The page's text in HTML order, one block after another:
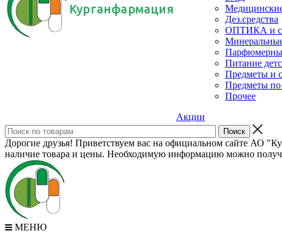
Курганфармация
Дез.средства
ОПТИКА и
Питание
Предметы и
Предметы по
Прочее
Акции
Дорогие друзья! Приветствуем вас на официальном сайте АО
наличие товара и цены. Необходимую информацию можно
МЕНЮ